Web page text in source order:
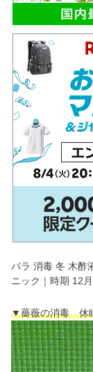
バラ 消毒 冬 木酢
ニック｜時期 12
▼薔薇の消毒 休